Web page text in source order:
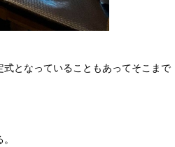
となっていることもあってそこまで